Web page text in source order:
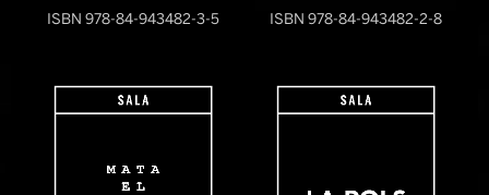
ISBN 978-84-943482-3-5 ISBN 978-84-943482-2-8